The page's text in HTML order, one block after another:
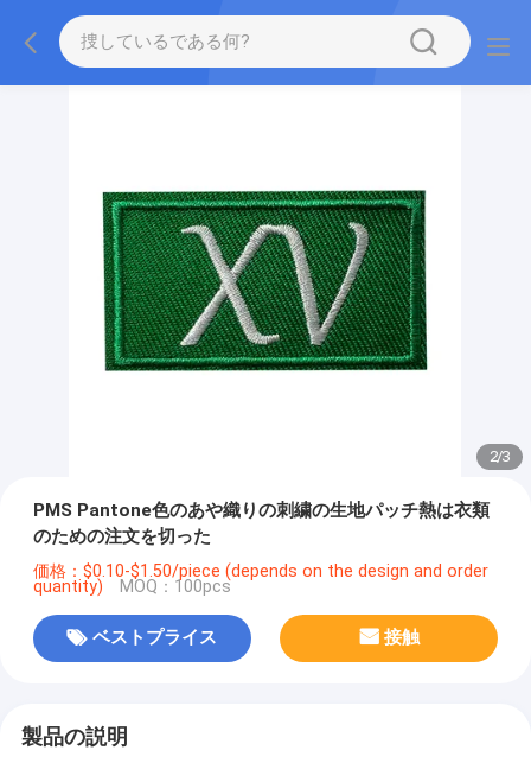
2/3
PMS Pantone色のあや織りの刺繍の生地パッチ熱は衣類
のための注文を切った
価格：$0.10-$1.50/piece (depends on the design and order
quantity) MOQ：100pcs
ベストプライス 接触
製品の説明